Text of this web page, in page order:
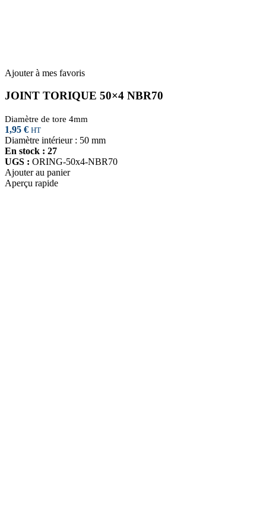
Ajouter à mes favoris
JOINT TORIQUE 50×4 NBR70
Diamètre de tore 4mm
1,95 € HT
Diamètre intérieur : 50 mm
En stock : 27
UGS : ORING-50x4-NBR70
Ajouter au panier
Aperçu rapide